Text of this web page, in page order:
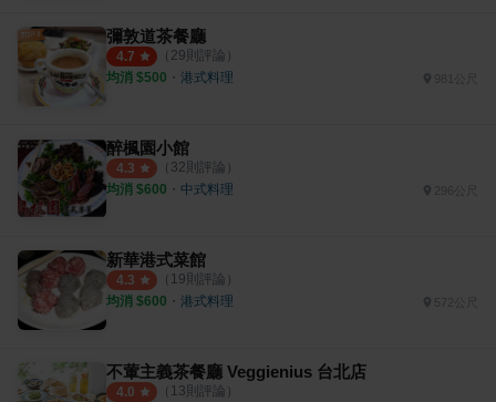
彌敦道茶餐廳
4.7 （ 29則評論）
均消 $500 ・ 港式料理
醉楓園小館
4.3 （ 32則評論）
均消 $600 ・ 中式料理
新華港式菜館
4.3 （ 19則評論）
均消 $600 ・ 港式料理 572公尺
不葷主義茶餐廳 Veggienius 台北店
4.0 （ 13則評論）